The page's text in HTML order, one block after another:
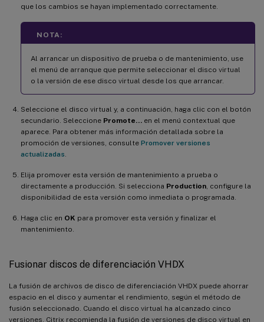
que los cambios se hayan implementado correctamente.
NOTA:
Al arrancar un dispositivo de prueba o de mantenimiento, use
el menú de arranque que permite seleccionar el disco virtual
o la versión de ese disco virtual desde los que arrancar.
Seleccione el disco virtual y, a continuación, haga clic con el botón
secundario. Seleccione Promote… en el menú contextual que
aparece. Para obtener más información detallada sobre la
promoción de versiones, consulte Promover versiones
actualizadas
Elija promover esta versión de mantenimiento a prueba o
directamente a producción. Si selecciona Production , configure la
disponibilidad de esta versión como inmediata o programada.
Haga clic en OK para promover esta versión y finalizar el
mantenimiento.
Fusionar discos de diferenciación VHDX
La fusión de archivos de disco de diferenciación VHDX puede ahorrar
espacio en el disco y aumentar el rendimiento, según el método de
fusión seleccionado. Cuando el disco virtual ha alcanzado cinco
versiones, Citrix recomienda la fusión de versiones de disco virtual en